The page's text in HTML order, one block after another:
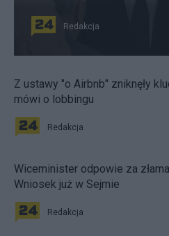
Redakcja
Z ustawy "o Airbnb" zniknęły
mówi o lobbingu
Redakcja
Wiceminister odpowie za
Wniosek już w Sejmie
Redakcja